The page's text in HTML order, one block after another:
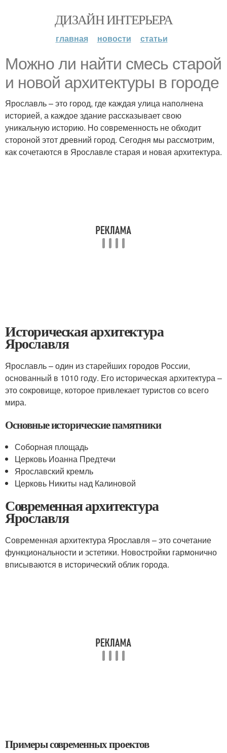
ДИЗАЙН ИНТЕРЬЕРА
главная новости статьи
Можно ли найти смесь старой
и новой архитектуры в городе
Ярославль – это город, где каждая улица наполнена
историей, а каждое здание рассказывает свою
уникальную историю. Но современность не обходит
стороной этот древний город. Сегодня мы рассмотрим,
как сочетаются в Ярославле старая и новая архитектура.
Историческая архитектура
Ярославля
Ярославль – один из старейших городов России,
основанный в 1010 году. Его историческая архитектура –
это сокровище, которое привлекает туристов со всего
мира.
Основные исторические памятники
Соборная площадь
Церковь Иоанна Предтечи
Ярославский кремль
Церковь Никиты над Калиновой
Современная архитектура
Ярославля
Современная архитектура Ярославля – это сочетание
функциональности и эстетики. Новостройки гармонично
вписываются в исторический облик города.
Примеры современных проектов